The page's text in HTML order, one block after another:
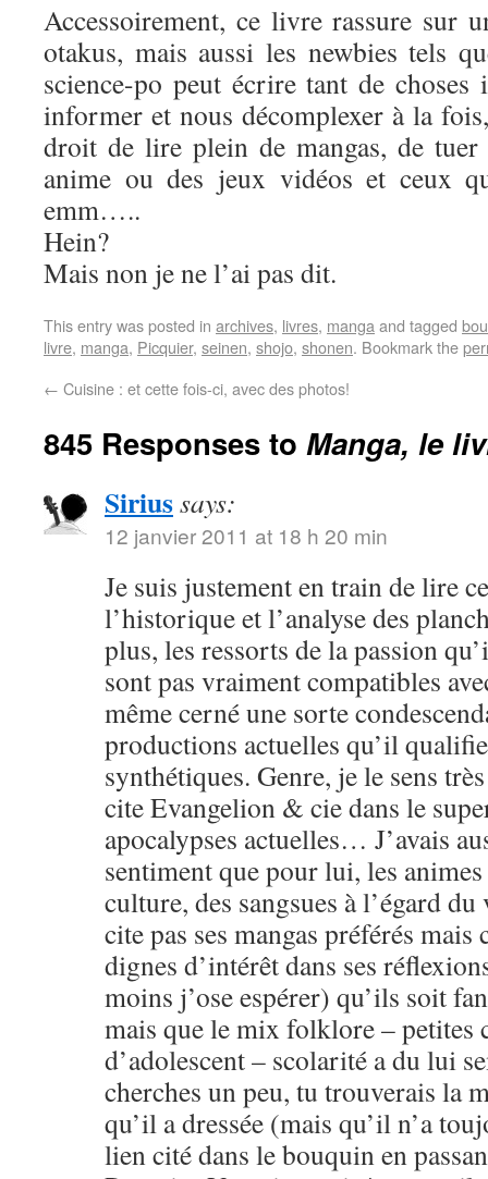
Accessoirement, ce livre rassure sur
otakus, mais aussi les newbies tels
science-po peut écrire tant de choses
informer et nous décomplexer à la
droit de lire plein de mangas, de tuer
anime ou des jeux vidéos et ceux
emm…..
Hein?
Mais non je ne l’ai pas dit.
This entry was posted in archives, livres, manga and tagged
livre, manga, Picquier, seinen, shojo, shonen. Bookmark the
← Cuisine : et cette fois-ci, avec des photos!
845 Responses to Manga, le
Siriussays:
12 janvier 2011 at 18 h 20 min
Je suis justement en train de lire
l’historique et l’analyse des
plus, les ressorts de la passion
sont pas vraiment compatibles
même cerné une sorte
productions actuelles qu’il
synthétiques. Genre, je le sens
cite Evangelion & cie dans le
apocalypses actuelles… J’avais
sentiment que pour lui, les
culture, des sangsues à l’égard
cite pas ses mangas préférés
dignes d’intérêt dans ses
moins j’ose espérer) qu’ils soit
mais que le mix folklore – petites
d’adolescent – scolarité a du lui
cherches un peu, tu trouverais la
qu’il a dressée (mais qu’il n’a
lien cité dans le bouquin en